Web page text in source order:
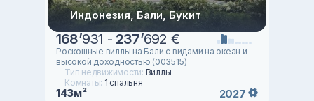
Индонезия, Бали, Букит
168’931 - 237’692 €
Роскошные виллы на Бали с видами на океан и
высокой доходностью (003515)
Тип недвижимости: Виллы
Комнаты: 1 спальня
143м² 2027